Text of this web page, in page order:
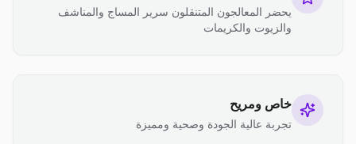
يحضر المعالجون المتنقلون سرير المساج والمناشف
والزيوت والكريمات
خاص ومريح
تجربة عالية الجودة وصحية ومميزة